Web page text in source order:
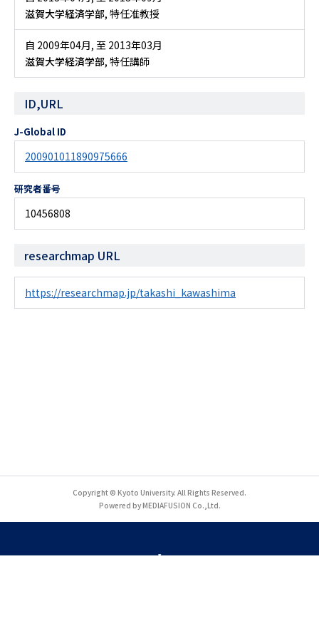
滋賀大学経済学部, 特任准教授
自 2009年04月, 至 2013年03月
滋賀大学経済学部, 特任講師
ID,URL
J-Global ID
200901011890975666
研究者番号
10456808
researchmap URL
https://researchmap.jp/takashi_kawashima
Copyright © Kyoto University. All Rights Reserved.
Powered by MEDIAFUSION Co.,Ltd.